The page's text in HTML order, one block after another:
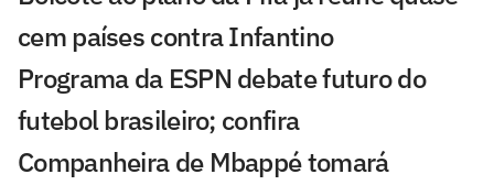
cem países contra Infantino
Programa da ESPN debate futuro do
futebol brasileiro; confira
Companheira de Mbappé tomará